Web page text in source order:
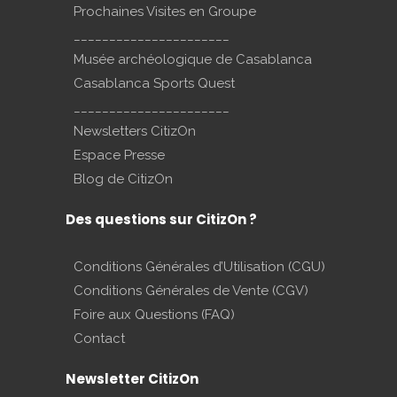
Prochaines Visites en Groupe
Musée archéologique de Casablanca
Casablanca Sports Quest
Newsletters CitizOn
Espace Presse
Blog de CitizOn
Des questions sur CitizOn ?
Conditions Générales d’Utilisation (CGU)
Conditions Générales de Vente (CGV)
Foire aux Questions (FAQ)
Contact
Newsletter CitizOn